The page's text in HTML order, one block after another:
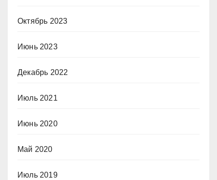
Октябрь 2023
Июнь 2023
Декабрь 2022
Июль 2021
Июнь 2020
Май 2020
Июль 2019